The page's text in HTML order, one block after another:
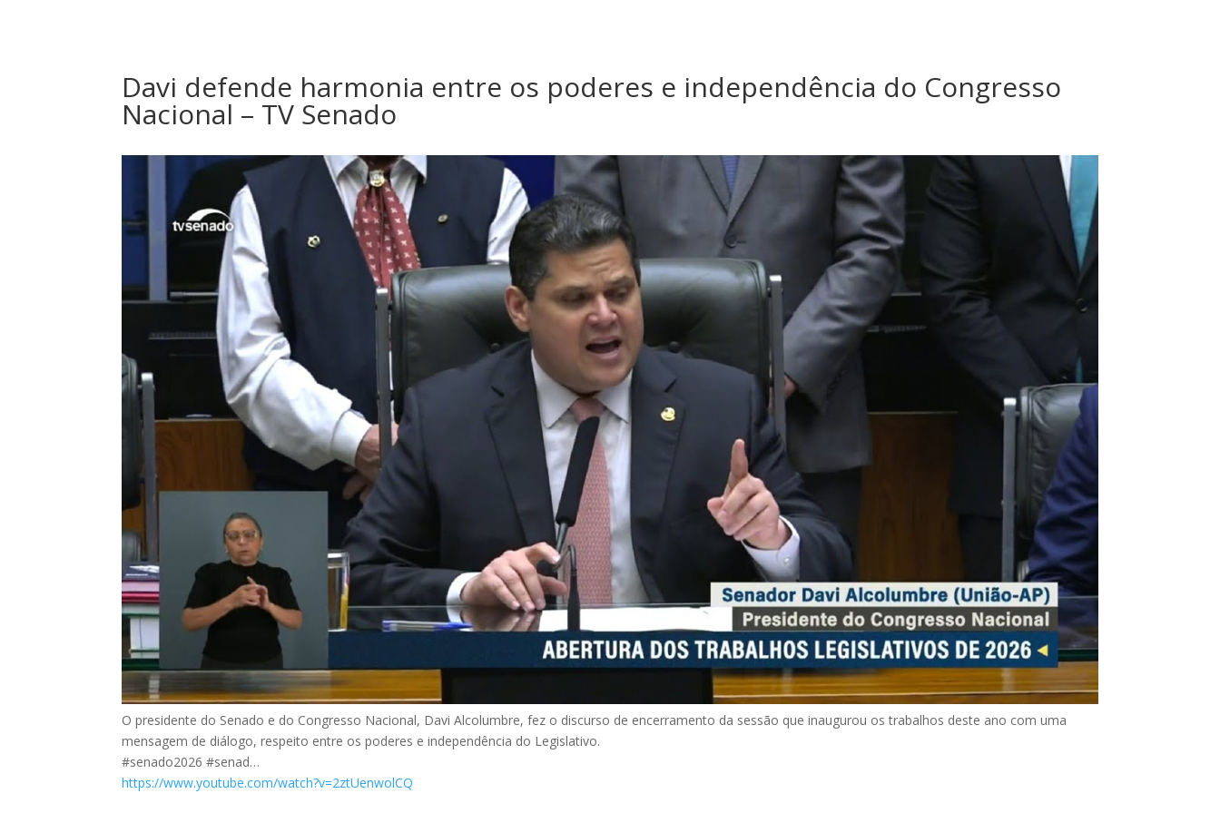
Davi defende harmonia entre os poderes e independência do Congresso
Nacional – TV Senado
O presidente do Senado e do Congresso Nacional, Davi Alcolumbre, fez o discurso de encerramento da sessão que inaugurou os trabalhos deste ano com uma
mensagem de diálogo, respeito entre os poderes e independência do Legislativo.
#senado2026 #senad…
https://www.youtube.com/watch?v=2ztUenwolCQ